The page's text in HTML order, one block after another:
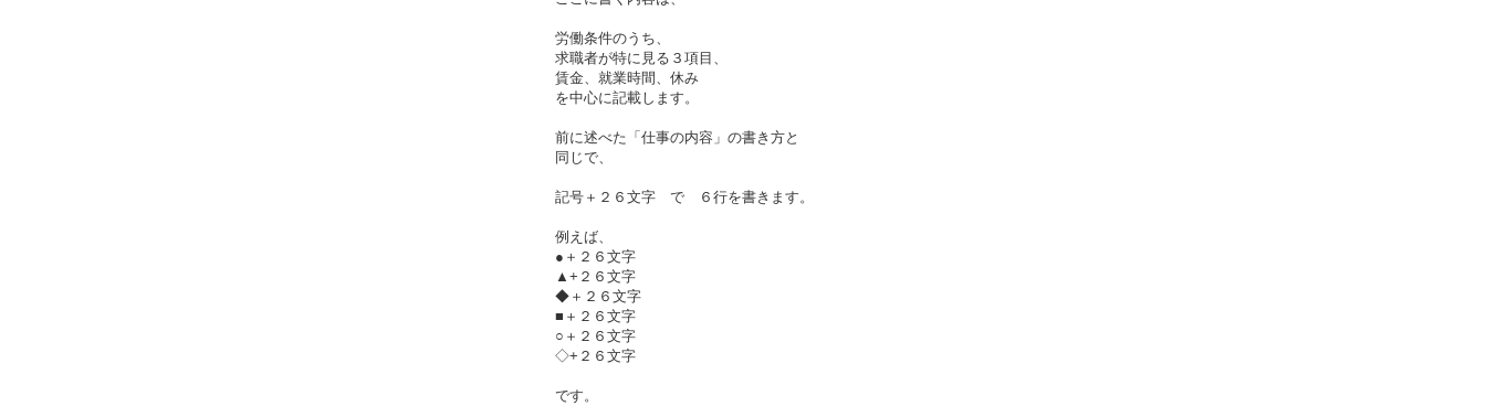
労働条件のうち、
求職者が特に見る３項目、
賃金、就業時間、休み
を中心に記載します。
前に述べた「仕事の内容」の書き方と
同じで、
記号＋２６文字 で ６行を書きます。
例えば、
●＋２６文字
▲+２６文字
◆＋２６文字
■＋２６文字
○＋２６文字
◇+２６文字
です。